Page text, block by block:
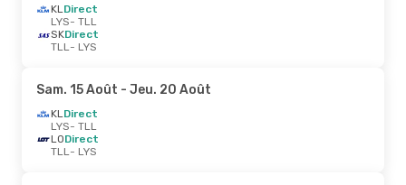
KLDirect
LYS- TLL
SKDirect
TLL- LYS
Sam. 15 Août - Jeu. 20 Août
KLDirect
LYS- TLL
LODirect
TLL- LYS